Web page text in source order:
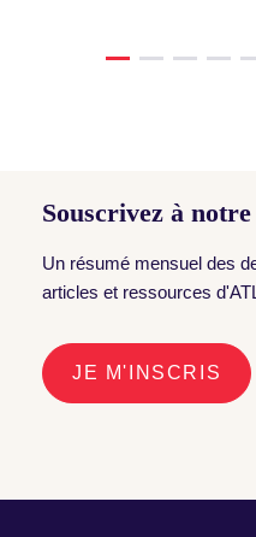
Souscrivez à notre
Un résumé mensuel des
articles et ressources
JE M'INSCRIS